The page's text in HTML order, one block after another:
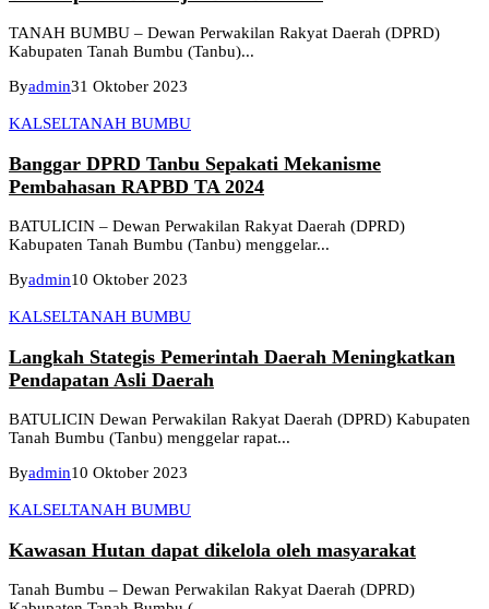
TANAH BUMBU – Dewan Perwakilan Rakyat Daerah (DPRD)
Kabupaten Tanah Bumbu (Tanbu)...
Byadmin31 Oktober 2023
KALSELTANAH BUMBU
Banggar DPRD Tanbu Sepakati Mekanisme
Pembahasan RAPBD TA 2024
BATULICIN – Dewan Perwakilan Rakyat Daerah (DPRD)
Kabupaten Tanah Bumbu (Tanbu) menggelar...
Byadmin10 Oktober 2023
KALSELTANAH BUMBU
Langkah Stategis Pemerintah Daerah Meningkatkan
Pendapatan Asli Daerah
BATULICIN Dewan Perwakilan Rakyat Daerah (DPRD) Kabupaten
Tanah Bumbu (Tanbu) menggelar rapat...
Byadmin10 Oktober 2023
KALSELTANAH BUMBU
Kawasan Hutan dapat dikelola oleh masyarakat
Tanah Bumbu – Dewan Perwakilan Rakyat Daerah (DPRD)